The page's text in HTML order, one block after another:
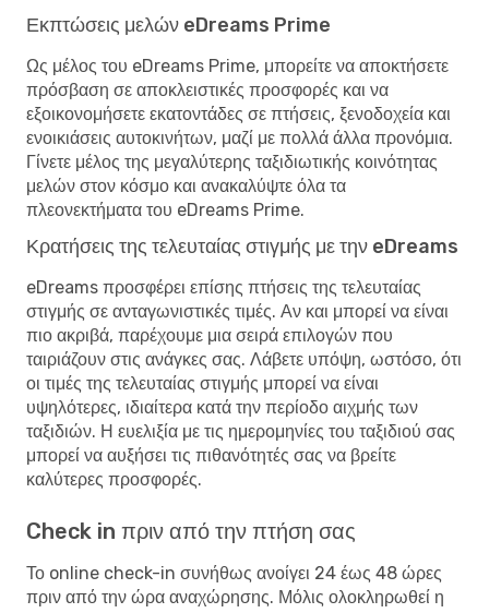
Εκπτώσεις μελών eDreams Prime
Ως μέλος του eDreams Prime, μπορείτε να αποκτήσετε
πρόσβαση σε αποκλειστικές προσφορές και να
εξοικονομήσετε εκατοντάδες σε πτήσεις, ξενοδοχεία και
ενοικιάσεις αυτοκινήτων, μαζί με πολλά άλλα προνόμια.
Γίνετε μέλος της μεγαλύτερης ταξιδιωτικής κοινότητας
μελών στον κόσμο και ανακαλύψτε όλα τα
πλεονεκτήματα του eDreams Prime.
Κρατήσεις της τελευταίας στιγμής με την eDreams
eDreams προσφέρει επίσης πτήσεις της τελευταίας
στιγμής σε ανταγωνιστικές τιμές. Αν και μπορεί να είναι
πιο ακριβά, παρέχουμε μια σειρά επιλογών που
ταιριάζουν στις ανάγκες σας. Λάβετε υπόψη, ωστόσο, ότι
οι τιμές της τελευταίας στιγμής μπορεί να είναι
υψηλότερες, ιδιαίτερα κατά την περίοδο αιχμής των
ταξιδιών. Η ευελιξία με τις ημερομηνίες του ταξιδιού σας
μπορεί να αυξήσει τις πιθανότητές σας να βρείτε
καλύτερες προσφορές.
Check in πριν από την πτήση σας
Το online check-in συνήθως ανοίγει 24 έως 48 ώρες
πριν από την ώρα αναχώρησης. Μόλις ολοκληρωθεί η